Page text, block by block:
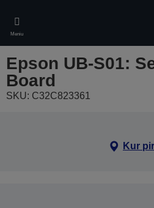
main
content
Meniu
Epson UB-S01:
Board
SKU: C32C823361
Kur